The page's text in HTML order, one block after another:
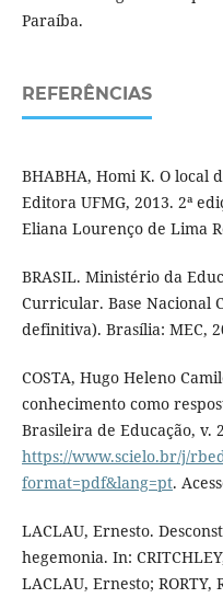
Paraíba.
REFERÊNCIAS
BHABHA, Homi K. O local
Editora UFMG, 2013. 2ª
Eliana Lourenço de Lima
BRASIL. Ministério da
Curricular. Base Nacional
definitiva). Brasília: MEC,
COSTA, Hugo Heleno
conhecimento como
Brasileira de Educação, v.
https://www.scielo.br/j/
format=pdf&lang=pt.
LACLAU, Ernesto.
hegemonia. In:
LACLAU, Ernesto;